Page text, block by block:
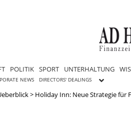
POLITIK SPORT UNTERHALTUNG
NEWS DIRECTORS' DEALINGS
> Holiday Inn: Neue Strategie für